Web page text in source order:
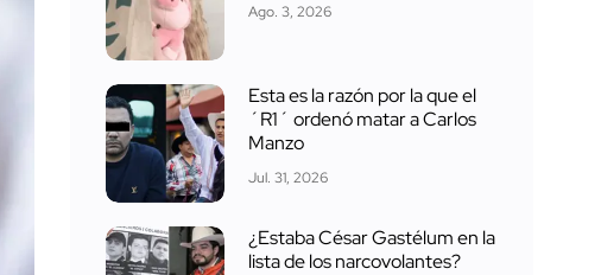
Ago. 3, 2026
Esta es la razón por la que el
´R1´ ordenó matar a Carlos
Manzo
Jul. 31, 2026
¿Estaba César Gastélum en la
lista de los narcovolantes?